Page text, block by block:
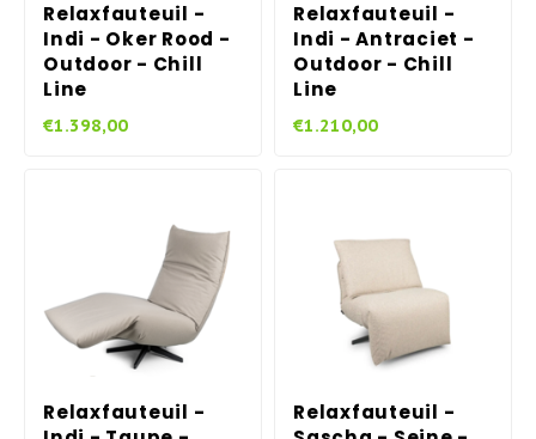
Relaxfauteuil -
Indi - Oker Rood -
Outdoor - Chill
Line
€1.398,00
Relaxfauteuil -
Indi - Antraciet -
Outdoor - Chill
Line
€1.210,00
Relaxfauteuil -
Relaxfauteuil -